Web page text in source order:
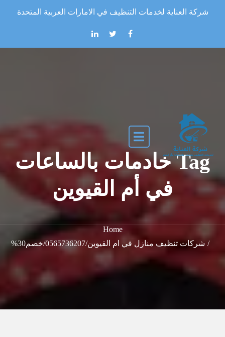
Skip to the content
شركة العناية لخدمات التنظيف في الامارات العربية المتحدة
Tag خادمات بالساعات
في أم القيوين
Home
شركات تنظيف منازل في ام القيوين/0565736207/خصم30%